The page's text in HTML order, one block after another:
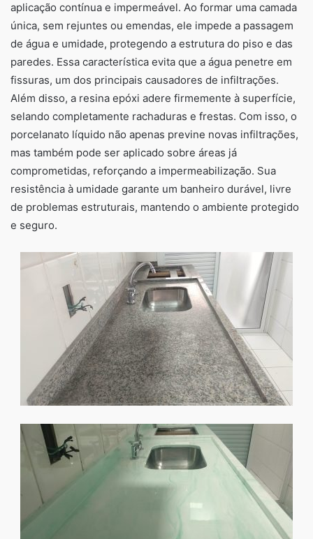
aplicação contínua e impermeável. Ao formar uma camada
única, sem rejuntes ou emendas, ele impede a passagem
de água e umidade, protegendo a estrutura do piso e das
paredes. Essa característica evita que a água penetre em
fissuras, um dos principais causadores de infiltrações.
Além disso, a resina epóxi adere firmemente à superfície,
selando completamente rachaduras e frestas. Com isso, o
porcelanato líquido não apenas previne novas infiltrações,
mas também pode ser aplicado sobre áreas já
comprometidas, reforçando a impermeabilização. Sua
resistência à umidade garante um banheiro durável, livre
de problemas estruturais, mantendo o ambiente protegido
e seguro.